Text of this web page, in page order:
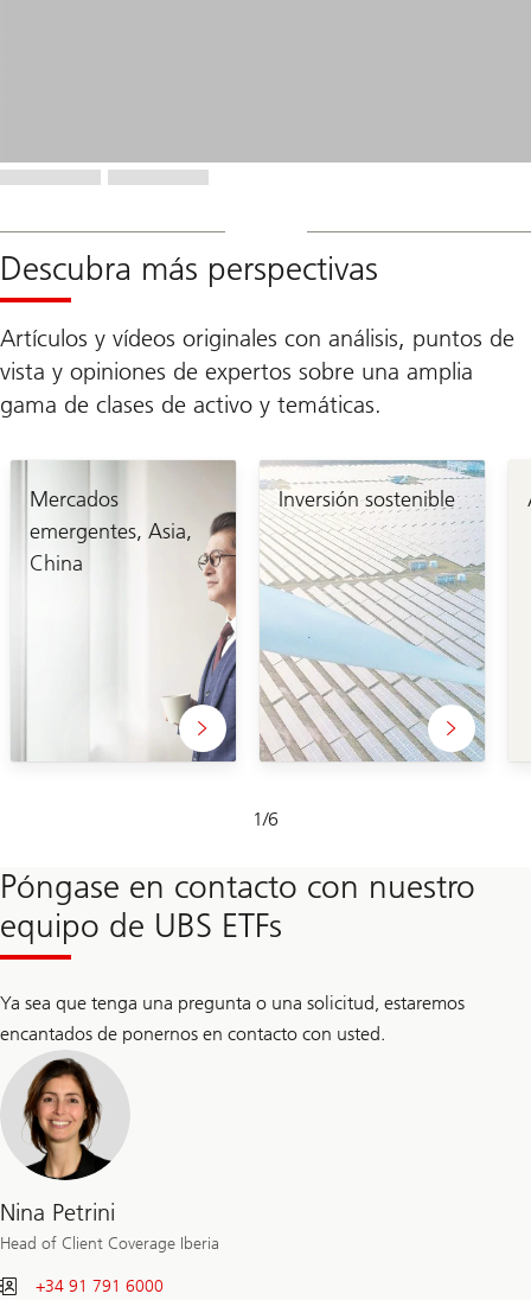
Descubra más perspectivas
Artículos y vídeos originales con análisis, puntos de
vista y opiniones de expertos sobre una amplia
gama de clases de activo y temáticas.
Mercados
emergentes, Asia,
China
Inversión sostenible
1/6
1-
Póngase en contacto con nuestro
equipo de UBS ETFs
Ya sea que tenga una pregunta o una solicitud, estaremos
encantados de ponernos en contacto con usted.
Nina Petrini
Head of Client Coverage Iberia
+34 91 791 6000